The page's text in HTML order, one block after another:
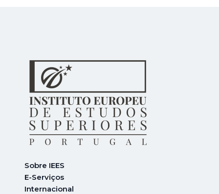
Sobre IEES
E-Serviços
Internacional